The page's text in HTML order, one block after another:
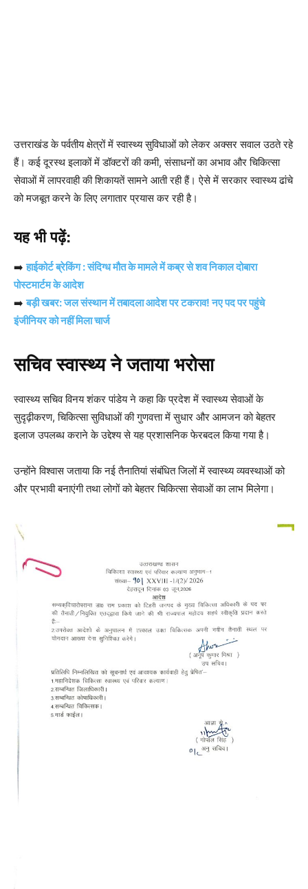
उत्तराखंड के पर्वतीय क्षेत्रों में स्वास्थ्य सुविधाओं को लेकर अक्सर सवाल उठते रहे
हैं। कई दूरस्थ इलाकों में डॉक्टरों की कमी, संसाधनों का अभाव और चिकित्सा
सेवाओं में लापरवाही की शिकायतें सामने आती रही हैं। ऐसे में सरकार स्वास्थ्य ढांचे
को मजबूत करने के लिए लगातार प्रयास कर रही है।
यह भी पढ़ें:
➡️हाईकोर्ट ब्रेकिंग : संदिग्ध मौत के मामले में कब्र से शव निकाल दोबारा
पोस्टमार्टम के आदेश
➡️बड़ी खबर: जल संस्थान में तबादला आदेश पर टकराव! नए पद पर पहुंचे
इंजीनियर को नहीं मिला चार्ज
सचिव स्वास्थ्य ने जताया भरोसा
स्वास्थ्य सचिव विनय शंकर पांडेय ने कहा कि प्रदेश में स्वास्थ्य सेवाओं के
सुदृढ़ीकरण, चिकित्सा सुविधाओं की गुणवत्ता में सुधार और आमजन को बेहतर
इलाज उपलब्ध कराने के उद्देश्य से यह प्रशासनिक फेरबदल किया गया है।
उन्होंने विश्वास जताया कि नई तैनातियां संबंधित जिलों में स्वास्थ्य व्यवस्थाओं को
और प्रभावी बनाएंगी तथा लोगों को बेहतर चिकित्सा सेवाओं का लाभ मिलेगा।